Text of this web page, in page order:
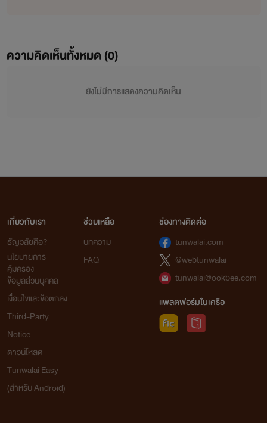
ความคิดเห็นทั้งหมด (0)
ยังไม่มีการแสดงความคิดเห็น
เกี่ยวกับเรา
ธัญวลัยคือ?
นโยบายการ
คุ้มครอง
ข้อมูลส่วนบุคคล
เงื่อนไขและข้อตกลง
Third-Party
Notice
ดาวน์โหลด
Tunwalai Easy
(สำหรับ Android)
ช่วยเหลือ
บทความ
FAQ
ช่องทางติดต่อ
tunwalai.com
@webtunwalai
tunwalai@ookbee.com
แพลตฟอร์มในเครือ